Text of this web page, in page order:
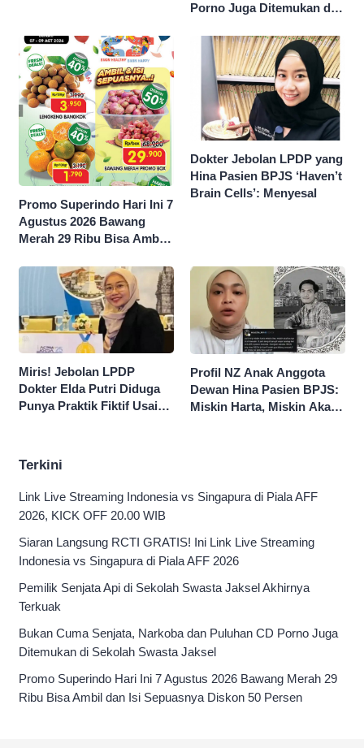
Porno Juga Ditemukan di
Promo Superindo Hari Ini 7
Agustus 2026 Bawang
Merah 29 Ribu Bisa Ambil
50 Persen
Dokter Jebolan LPDP yang
Hina Pasien BPJS ‘Haven’t
Brain Cells’: Menyesal
Miris! Jebolan LPDP
Dokter Elda Putri Diduga
Punya Praktik Fiktif Usai
Profil NZ Anak Anggota
Dewan Hina Pasien BPJS:
Miskin Harta, Miskin Akal
Terkini
Link Live Streaming Indonesia vs Singapura di Piala AFF
2026, KICK OFF 20.00 WIB
Siaran Langsung RCTI GRATIS! Ini Link Live Streaming
Indonesia vs Singapura di Piala AFF 2026
Pemilik Senjata Api di Sekolah Swasta Jaksel Akhirnya
Terkuak
Bukan Cuma Senjata, Narkoba dan Puluhan CD Porno Juga
Ditemukan di Sekolah Swasta Jaksel
Promo Superindo Hari Ini 7 Agustus 2026 Bawang Merah 29
Ribu Bisa Ambil dan Isi Sepuasnya Diskon 50 Persen